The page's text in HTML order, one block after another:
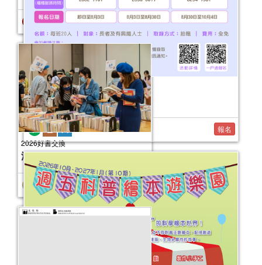
2026年“圖書館e學堂”
活動日期：2026年08月08日
報名
報名結束
2026好書交換
活動日期：2026年03月18日